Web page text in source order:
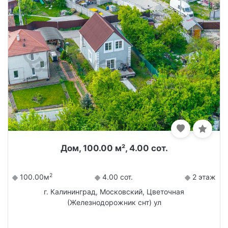
Дом, 100.00 м², 4.00 сот.
100.00м2 4.00 сот.
2 этаж
г. Калининград, Московский, Цветочная
(Железнодорожник снт) ул